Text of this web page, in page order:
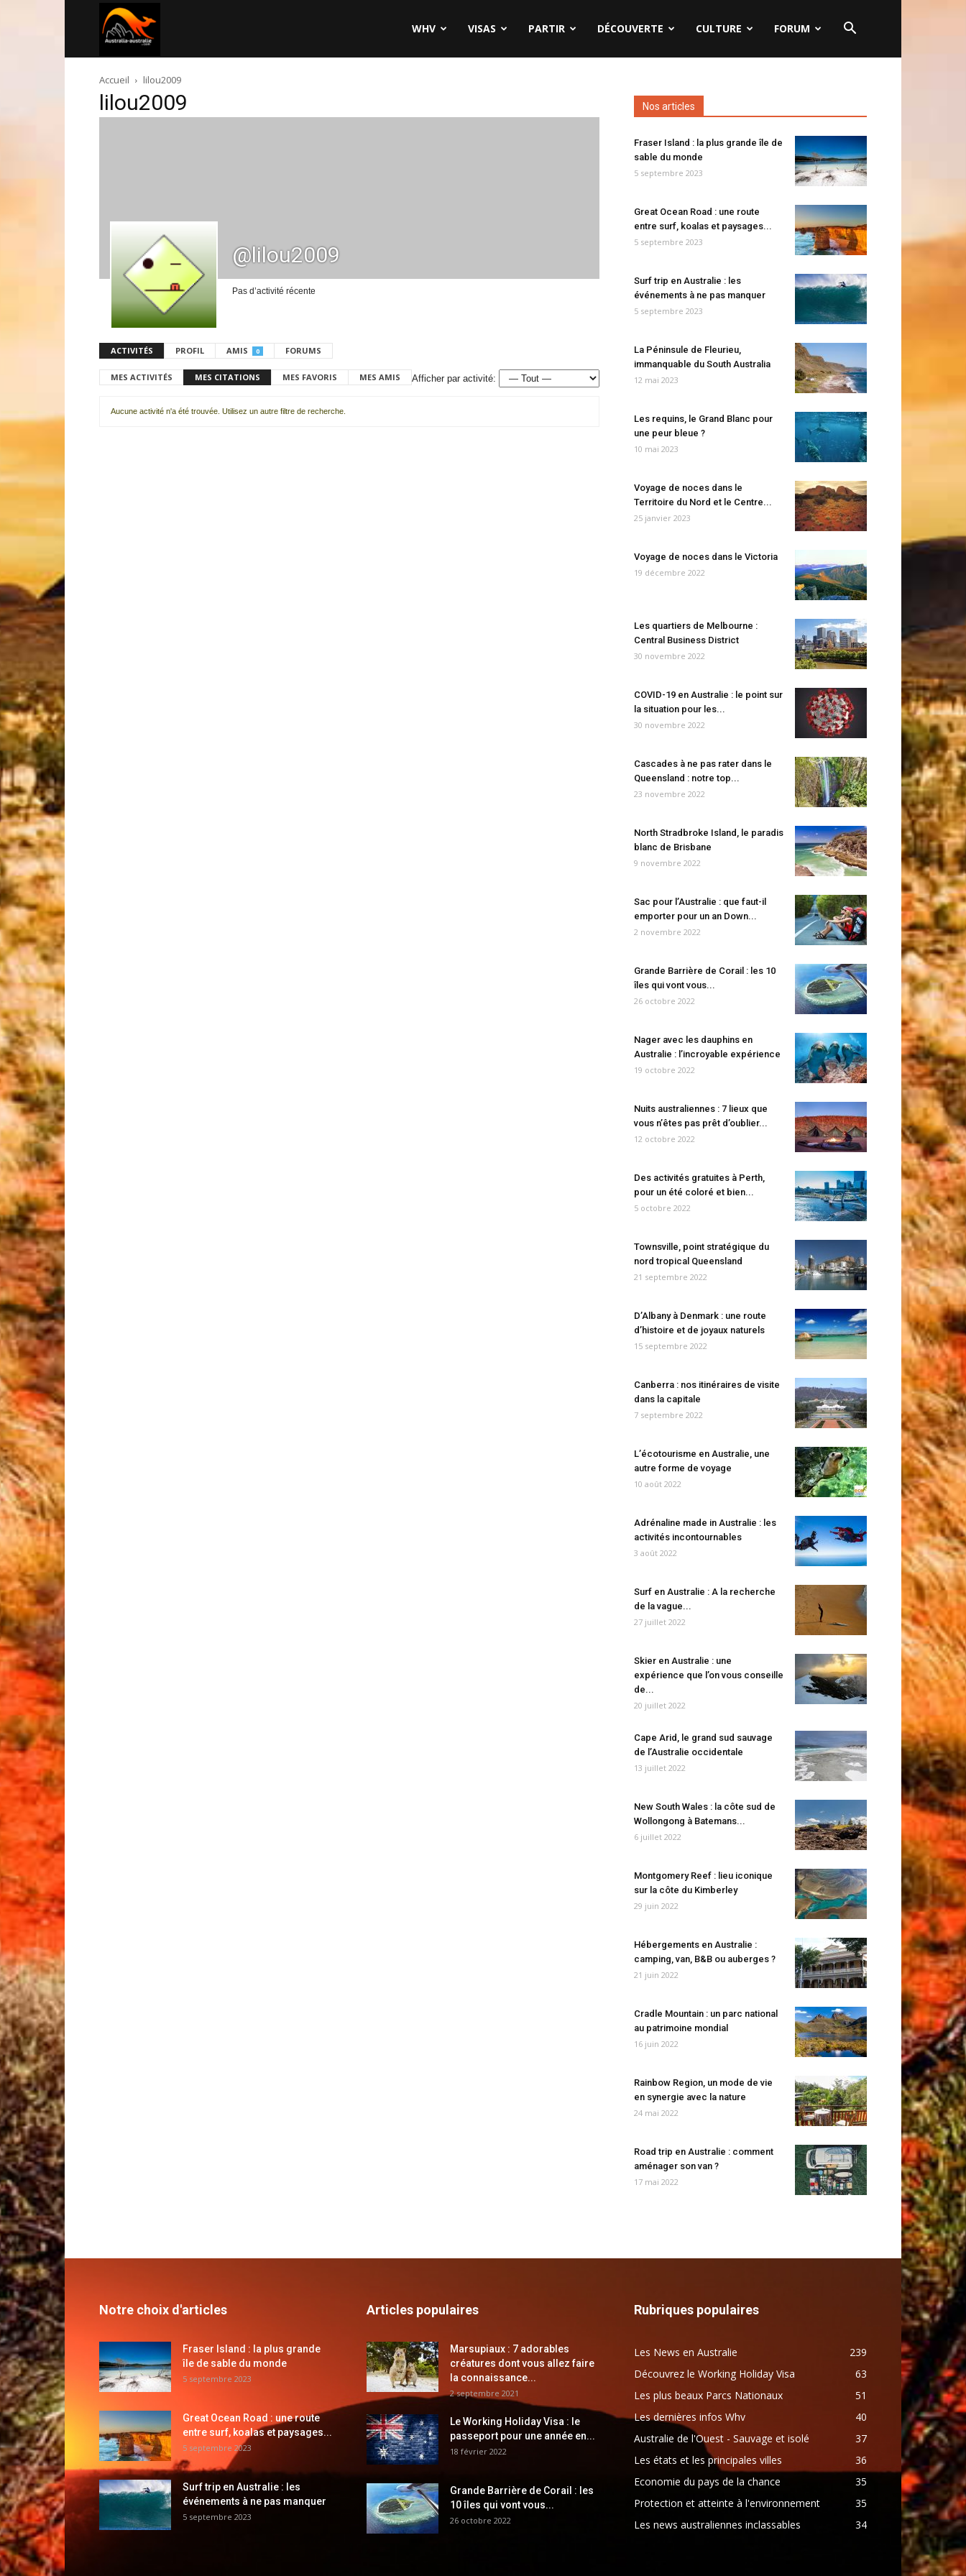
australie.com
WHV VISAS PARTIR DÉCOUVERTE CULTURE FORUM
Accueil lilou2009
lilou2009
@lilou2009
Pas d’activité récente
ACTIVITÉS PROFIL AMIS 0 FORUMS
MES ACTIVITÉS MES CITATIONS MES FAVORIS MES AMIS Afficher par activité:
Aucune activité n'a été trouvée. Utilisez un autre filtre de recherche.
Nos articles
Fraser Island : la plus grande île de
sable du monde
5 septembre 2023
Great Ocean Road : une route
entre surf, koalas et paysages...
5 septembre 2023
Surf trip en Australie : les
événements à ne pas manquer
5 septembre 2023
La Péninsule de Fleurieu,
immanquable du South Australia
12 mai 2023
Les requins, le Grand Blanc pour
une peur bleue ?
10 mai 2023
Voyage de noces dans le
Territoire du Nord et le Centre...
25 janvier 2023
Voyage de noces dans le Victoria
19 décembre 2022
Les quartiers de Melbourne :
Central Business District
30 novembre 2022
COVID-19 en Australie : le point sur
la situation pour les...
30 novembre 2022
Cascades à ne pas rater dans le
Queensland : notre top...
23 novembre 2022
North Stradbroke Island, le paradis
blanc de Brisbane
9 novembre 2022
Sac pour l’Australie : que faut-il
emporter pour un an Down...
2 novembre 2022
Grande Barrière de Corail : les 10
îles qui vont vous...
26 octobre 2022
Nager avec les dauphins en
Australie : l’incroyable expérience
19 octobre 2022
Nuits australiennes : 7 lieux que
vous n’êtes pas prêt d’oublier...
12 octobre 2022
Des activités gratuites à Perth,
pour un été coloré et bien...
5 octobre 2022
Townsville, point stratégique du
nord tropical Queensland
21 septembre 2022
D’Albany à Denmark : une route
d’histoire et de joyaux naturels
15 septembre 2022
Canberra : nos itinéraires de visite
dans la capitale
7 septembre 2022
L’écotourisme en Australie, une
autre forme de voyage
10 août 2022
Adrénaline made in Australie : les
activités incontournables
3 août 2022
Surf en Australie : A la recherche
de la vague...
27 juillet 2022
Skier en Australie : une
expérience que l’on vous conseille
de...
20 juillet 2022
Cape Arid, le grand sud sauvage
de l’Australie occidentale
13 juillet 2022
New South Wales : la côte sud de
Wollongong à Batemans...
6 juillet 2022
Montgomery Reef : lieu iconique
sur la côte du Kimberley
29 juin 2022
Hébergements en Australie :
camping, van, B&B ou auberges ?
21 juin 2022
Cradle Mountain : un parc national
au patrimoine mondial
16 juin 2022
Rainbow Region, un mode de vie
en synergie avec la nature
24 mai 2022
Road trip en Australie : comment
aménager son van ?
17 mai 2022
Notre choix d'articles
Fraser Island : la plus grande
île de sable du monde
5 septembre 2023
Great Ocean Road : une route
entre surf, koalas et paysages...
5 septembre 2023
Surf trip en Australie : les
événements à ne pas manquer
5 septembre 2023
Articles populaires
Marsupiaux : 7 adorables
créatures dont vous allez faire
la connaissance...
2 septembre 2021
Le Working Holiday Visa : le
passeport pour une année en...
18 février 2022
Grande Barrière de Corail : les
10 îles qui vont vous...
26 octobre 2022
Rubriques populaires
Les News en Australie
239
Découvrez le Working Holiday Visa
63
Les plus beaux Parcs Nationaux
51
Les dernières infos Whv
40
Australie de l'Ouest - Sauvage et isolé
37
Les états et les principales villes
36
Economie du pays de la chance
35
Protection et atteinte à l'environnement
35
Les news australiennes inclassables
34